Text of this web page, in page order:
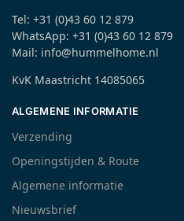
Tel: +31 (0)43 60 12 879
WhatsApp: +31 (0)43 60 12 879
Mail: info@hummelhome.nl
KvK Maastricht 14085065
ALGEMENE INFORMATIE
Verzending
Openingstijden & Route
Algemene informatie
Nieuwsbrief